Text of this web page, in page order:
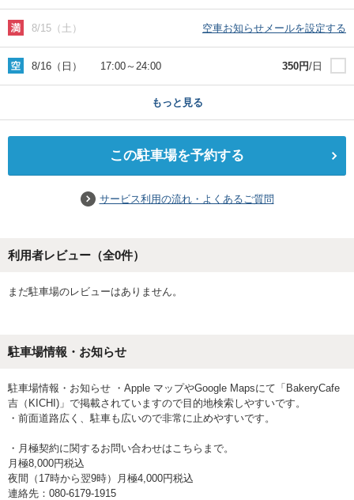
8/15（土） 空車お知らせメールを設定する
8/16（日） 17:00～ 24:00 350円/日
もっと見る
この駐車場を予約する
サービス利用の流れ・よくあるご質問
利用者レビュー（全0件）
まだ駐車場のレビューはありません。
駐車場情報・お知らせ
駐車場情報・お知らせ ・Apple マップやGoogle Mapsにて「BakeryCafe
吉（KICHI)」で掲載されていますので目的地検索しやすいです。
・前面道路広く、駐車も広いので非常に止めやすいです。
・月極契約に関するお問い合わせはこちらまで。
月極8,000円税込
夜間（17時から翌9時）月極4,000円税込
連絡先：080-6179-1915